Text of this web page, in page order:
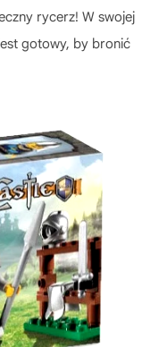
rycerz! W swojej
gotowy, by bronić